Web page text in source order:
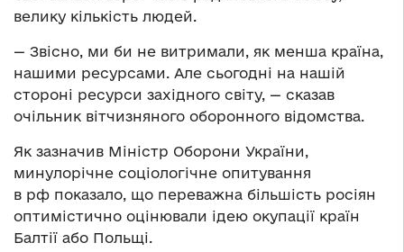
велику кількість людей.
— Звісно, ми би не витримали, як менша країна,
нашими ресурсами. Але сьогодні на нашій
стороні ресурси західного світу, — сказав
очільник вітчизняного оборонного відомства.
Як зазначив Міністр Оборони України,
минулорічне соціологічне опитування
в рф показало, що переважна більшість росіян
оптимістично оцінювали ідею окупації країн
Балтії або Польщі.